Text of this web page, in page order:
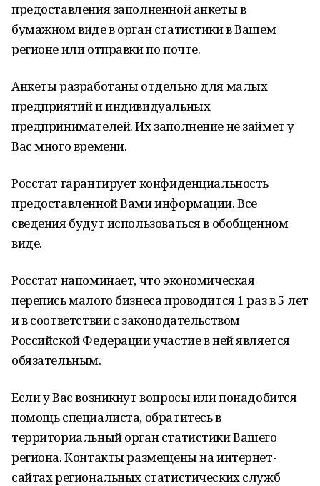
предоставления заполненной анкеты в
бумажном виде в орган статистики в Вашем
регионе или отправки по почте.
Анкеты разработаны отдельно для малых
предприятий и индивидуальных
предпринимателей. Их заполнение не займет у
Вас много времени.
Росстат гарантирует конфиденциальность
предоставленной Вами информации. Все
сведения будут использоваться в обобщенном
виде.
Росстат напоминает, что экономическая
перепись малого бизнеса проводится 1 раз в 5 лет
и в соответствии с законодательством
Российской Федерации участие в ней является
обязательным.
Если у Вас возникнут вопросы или понадобится
помощь специалиста, обратитесь в
территориальный орган статистики Вашего
региона. Контакты размещены на интернет-
сайтах региональных статистических служб